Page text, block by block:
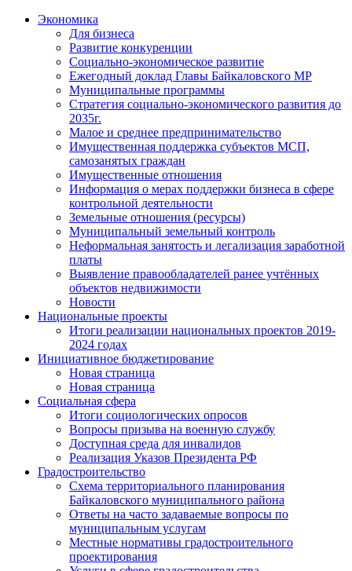
Экономика
Для бизнеса
Развитие конкуренции
Социально-экономическое развитие
Ежегодный доклад Главы Байкаловского МР
Муниципальные программы
Стратегия социально-экономического развития до
2035г.
Малое и среднее предпринимательство
Имущественная поддержка субъектов МСП,
самозанятых граждан
Имущественные отношения
Информация о мерах поддержки бизнеса в сфере
контрольной деятельности
Земельные отношения (ресурсы)
Муниципальный земельный контроль
Неформальная занятость и легализация заработной
платы
Выявление правообладателей ранее учтённых
объектов недвижимости
Новости
Национальные проекты
Итоги реализации национальных проектов 2019-
2024 годах
Инициативное бюджетирование
Новая страница
Новая страница
Социальная сфера
Итоги социологических опросов
Вопросы призыва на военную службу
Доступная среда для инвалидов
Реализация Указов Президента РФ
Градостроительство
Схема территориального планирования
Байкаловского муниципального района
Ответы на часто задаваемые вопросы по
муниципальным услугам
Местные нормативы градостроительного
проектирования